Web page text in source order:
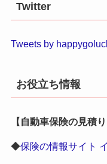
Twitter
Tweets by
お役立ち情報
【自動車保険の見積り
◆保険の情報サイト